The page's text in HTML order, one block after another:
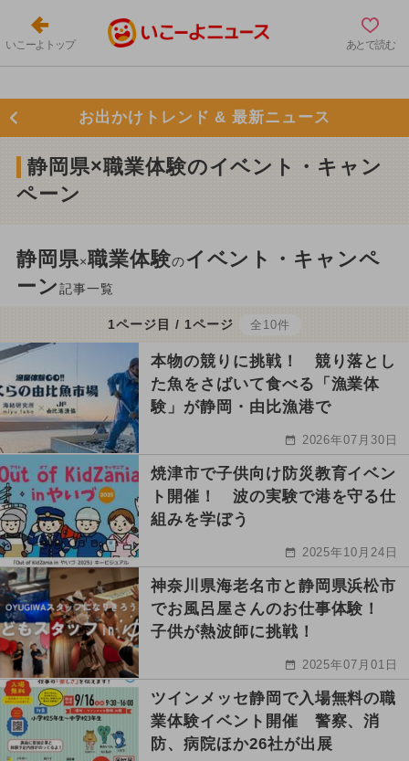
いこーよトップ あとで読む
お出かけトレンド & 最新ニュース
静岡県×職業体験のイベント・キャン
ペーン
静岡県×職業体験のイベント・キャンペ
ーン記事一覧
1ページ目 / 1ページ 全10件
本物の競りに挑戦！ 競り落とし
た魚をさばいて食べる「漁業体
験」が静岡・由比漁港で
2026年07月30日
焼津市で子供向け防災教育イベン
ト開催！ 波の実験で港を守る仕
組みを学ぼう
2025年10月24日
神奈川県海老名市と静岡県浜松市
でお風呂屋さんのお仕事体験！
子供が熱波師に挑戦！
2025年07月01日
ツインメッセ静岡で入場無料の職
業体験イベント開催 警察、消
防、病院ほか26社が出展